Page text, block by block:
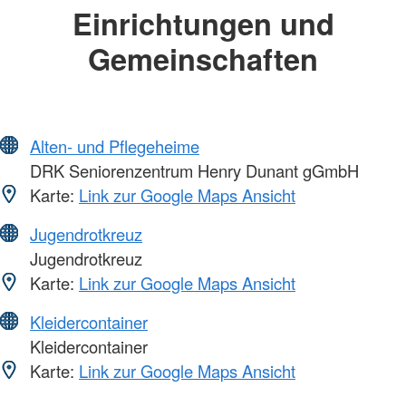
Einrichtungen und
Gemeinschaften
Alten- und Pflegeheime
DRK Seniorenzentrum Henry Dunant gGmbH
Karte: Link zur Google Maps Ansicht
Jugendrotkreuz
Jugendrotkreuz
Karte: Link zur Google Maps Ansicht
Kleidercontainer
Kleidercontainer
Karte: Link zur Google Maps Ansicht